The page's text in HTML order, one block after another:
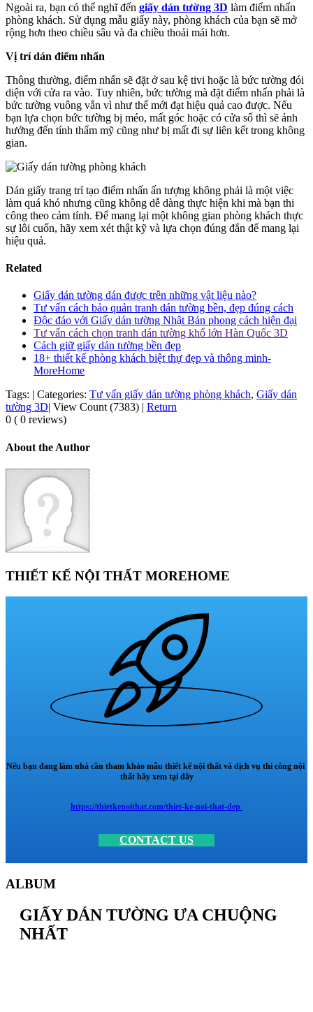
Ngoài ra, bạn có thể nghĩ đến giấy dán tường 3D làm điểm nhấn
phòng khách. Sử dụng mẫu giấy này, phòng khách của bạn sẽ mở
rộng hơn theo chiều sâu và đa chiều thoải mái hơn.
Vị trí dán điểm nhấn
Thông thường, điểm nhấn sẽ đặt ở sau kệ tivi hoặc là bức tường đói
diện với cửa ra vào. Tuy nhiên, bức tường mà đặt điểm nhấn phải là
bức tường vuông vắn vì như thế mới đạt hiệu quả cao được. Nếu
bạn lựa chọn bức tường bị méo, mất góc hoặc có cửa sổ thì sẽ ảnh
hưởng đến tính thẩm mỹ cũng như bị mất đi sự liên kết trong không
gian.
Dán giấy trang trí tạo điểm nhấn ấn tượng không phải là một việc
làm quá khó nhưng cũng không dễ dàng thực hiện khi mà bạn thi
công theo cảm tính. Để mang lại một không gian phòng khách thực
sự lôi cuốn, hãy xem xét thật kỹ và lựa chọn đúng đắn để mang lại
hiệu quả.
Related
Giấy dán tường dán được trên những vật liệu nào?
Tư vấn cách bảo quản tranh dán tường bền, đẹp đúng cách
Độc đáo với Giấy dán tường Nhật Bản phong cách hiện đại
Tư vấn cách chọn tranh dán tường khổ lớn Hàn Quốc 3D
Cách giữ giấy dán tường bền đẹp
18+ thiết kế phòng khách biệt thự đẹp và thông minh-
MoreHome
Tags: | Categories: Tư vấn giấy dán tường phòng khách, Giấy dán
tường 3D| View Count (7383) | Return
0 ( 0 reviews)
About the Author
THIẾT KẾ NỘI THẤT MOREHOME
Nếu bạn đang làm nhà cần tham khảo mẫu thiết kế nội thất và dịch vụ thi công nội
thất hãy xem tại đây
https://thietkenoithat.com/thiet-ke-noi-that-dep
CONTACT US
ALBUM
GIẤY DÁN TƯỜNG ƯA CHUỘNG
NHẤT